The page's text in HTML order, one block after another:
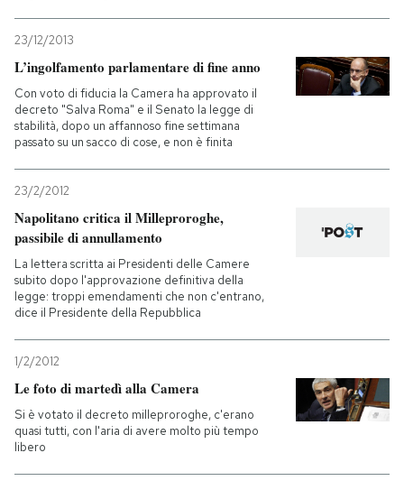
23/12/2013
L’ingolfamento parlamentare di fine anno
Con voto di fiducia la Camera ha approvato il
decreto "Salva Roma" e il Senato la legge di
stabilità, dopo un affannoso fine settimana
passato su un sacco di cose, e non è finita
23/2/2012
Napolitano critica il Milleproroghe,
passibile di annullamento
La lettera scritta ai Presidenti delle Camere
subito dopo l'approvazione definitiva della
legge: troppi emendamenti che non c'entrano,
dice il Presidente della Repubblica
1/2/2012
Le foto di martedì alla Camera
Si è votato il decreto milleproroghe, c'erano
quasi tutti, con l'aria di avere molto più tempo
libero